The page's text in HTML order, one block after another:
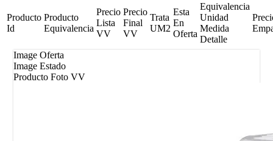
Producto
Id
Producto
Equivalencia
Precio
Lista
VV
Precio
Final
VV
Trata
UM2
Esta
En
Oferta
Equivalencia
Unidad
Medida
Detalle
Image Oferta
Image Estado
Producto Foto VV